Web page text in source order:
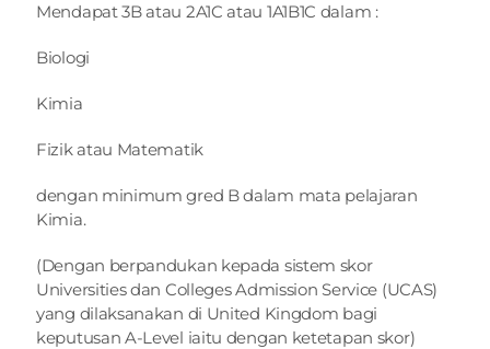
Mendapat 3B atau 2A1C atau 1A1B1C dalam :
Biologi
Kimia
Fizik atau Matematik
dengan minimum gred B dalam mata pelajaran
Kimia.
(Dengan berpandukan kepada sistem skor
Universities dan Colleges Admission Service (UCAS)
yang dilaksanakan di United Kingdom bagi
keputusan A-Level iaitu dengan ketetapan skor)